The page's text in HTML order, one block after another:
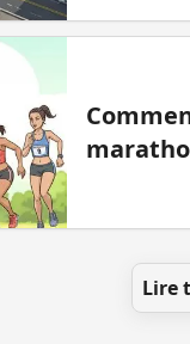
Lire